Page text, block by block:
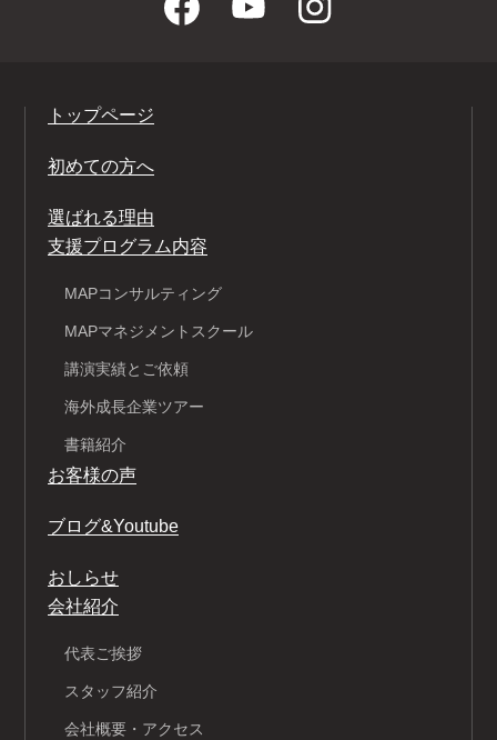
トップページ
初めての方へ
選ばれる理由
支援プログラム内容
MAPコンサルティング
MAPマネジメントスクール
講演実績とご依頼
海外成長企業ツアー
書籍紹介
お客様の声
ブログ&Youtube
おしらせ
会社紹介
代表ご挨拶
スタッフ紹介
会社概要・アクセス